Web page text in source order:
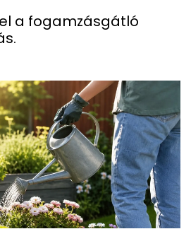
a fogamzásgátló